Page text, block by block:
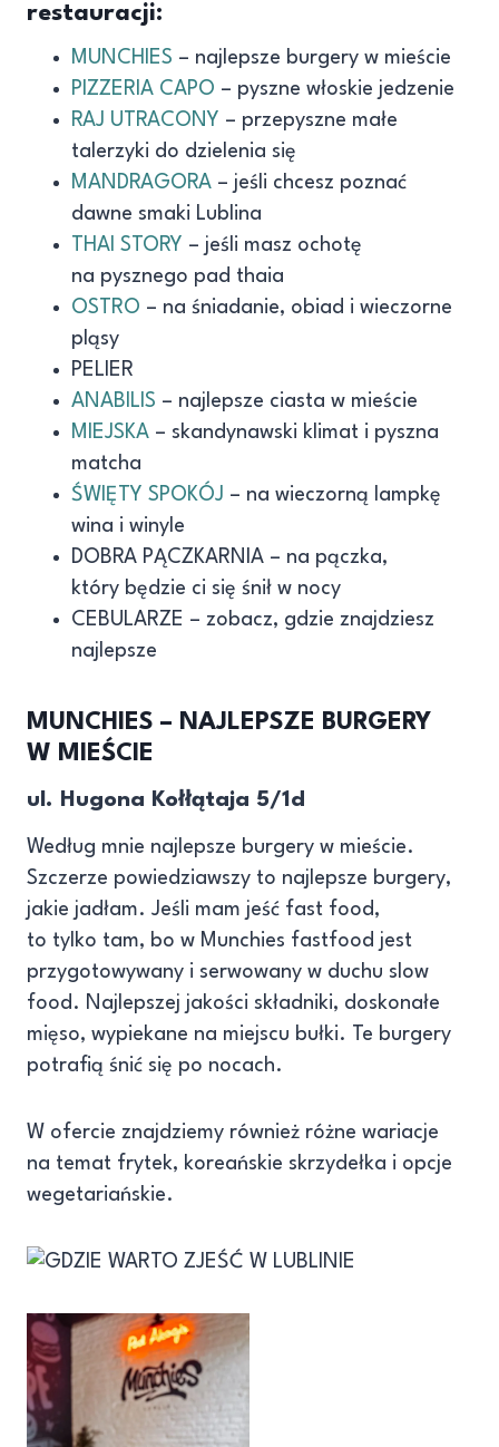
restauracji:
MUNCHIES – najlepsze burgery w mieście
PIZZERIA CAPO – pyszne włoskie jedzenie
RAJ UTRACONY – przepyszne małe
talerzyki do dzielenia się
MANDRAGORA – jeśli chcesz poznać
dawne smaki Lublina
THAI STORY – jeśli masz ochotę
na pysznego pad thaia
OSTRO – na śniadanie, obiad i wieczorne
pląsy
PELIER
ANABILIS – najlepsze ciasta w mieście
MIEJSKA – skandynawski klimat i pyszna
matcha
ŚWIĘTY SPOKÓJ – na wieczorną lampkę
wina i winyle
DOBRA PĄCZKARNIA – na pączka,
który będzie ci się śnił w nocy
CEBULARZE – zobacz, gdzie znajdziesz
najlepsze
MUNCHIES – NAJLEPSZE BURGERY
W MIEŚCIE
ul. Hugona Kołłątaja 5/1d
Według mnie najlepsze burgery w mieście.
Szczerze powiedziawszy to najlepsze burgery,
jakie jadłam. Jeśli mam jeść fast food,
to tylko tam, bo w Munchies fastfood jest
przygotowywany i serwowany w duchu slow
food. Najlepszej jakości składniki, doskonałe
mięso, wypiekane na miejscu bułki. Te burgery
potrafią śnić się po nocach.
W ofercie znajdziemy również różne wariacje
na temat frytek, koreańskie skrzydełka i opcje
wegetariańskie.